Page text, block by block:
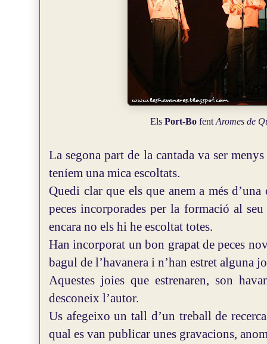
ElsPort-Bo fentAromes de
La segona part de la cantada va ser
teníem una mica escoltats.
Quedi clar que els que anem a més
peces incorporades per la formació al
encara no els hi he escoltat totes.
Han incorporat un bon grapat de peces
bagul de l’havanera i n’han estret alguna
Aquestes joies que estrenaren, son
desconeix l’autor.
Us afegeixo un tall d’un treball de
qual es van publicar unes gravacions,